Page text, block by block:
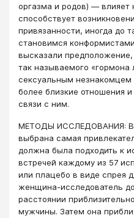
оргазма и родов) —
способствует
привязанности, иногда до
становимся
высказали
так называемого
сексуальным незнакомцем
более близкие отношения
связи с ним.
МЕТОДЫ ИССЛЕДОВАНИЯ: В
выбрана самая
должна была подходить к
встречей каждому из 57
или плацебо в виде спрея
женщина-исследователь
расстоянии
мужчины. Затем она